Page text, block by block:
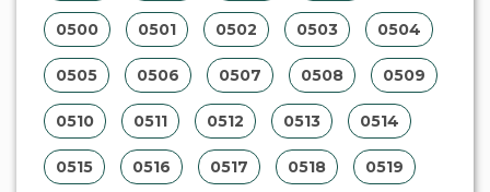
0500 0501 0502 0503 0504
0505 0506 0507 0508 0509
0510 0511 0512 0513 0514
0515 0516 0517 0518 0519